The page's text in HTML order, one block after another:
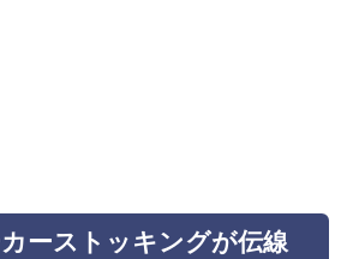
ーストッキングが伝線